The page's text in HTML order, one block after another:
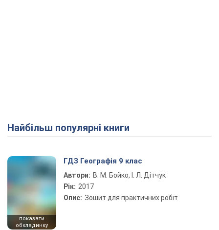
Найбільш популярні книги
показати
обкладинку
ГДЗ Географія 9 клас
Автори: В. М. Бойко, І. Л. Дітчук
Рік: 2017
Опис: Зошит для практичних робіт